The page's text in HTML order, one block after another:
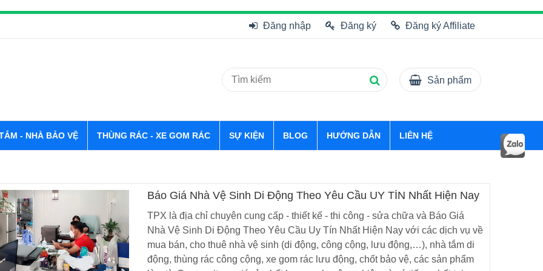
Đăng nhập Đăng ký Đăng ký Affiliate
Sản phẩm
- NHÀ BẢO VỆ THÙNG RÁC - XE GOM RÁC SỰ KIỆN BLOG HƯỚNG DẪN LIÊN HỆ
Báo Giá Nhà Vệ Sinh Di Động Theo Yêu Cầu UY TÍN Nhất Hiện Nay
TPX là địa chỉ chuyên cung cấp - thiết kế - thi công - sửa chữa và Báo Giá
Nhà Vệ Sinh Di Động Theo Yêu Cầu Uy Tín Nhất Hiện Nay với các dịch vụ về
mua bán, cho thuê nhà vệ sinh (di động, công cộng, lưu động,…), nhà tắm di
động, thùng rác công cộng, xe gom rác lưu động, chốt bảo vệ, các sản phẩm